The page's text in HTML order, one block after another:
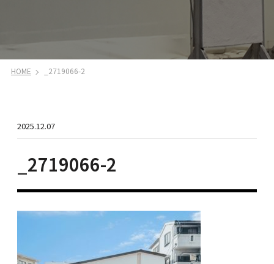
HOME _2719066-2
2025.12.07
_2719066-2